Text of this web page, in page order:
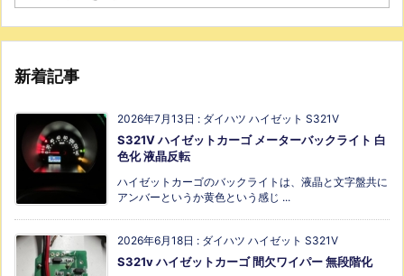
新着記事
2026年7月13日 : ダイハツ ハイゼット S321V
S321V ハイゼットカーゴ メーターバックライト 白
色化 液晶反転
ハイゼットカーゴのバックライトは、液晶と文字盤共に
アンバーというか黄色という感じ ...
2026年6月18日 : ダイハツ ハイゼット S321V
S321v ハイゼットカーゴ 間欠ワイパー 無段階化